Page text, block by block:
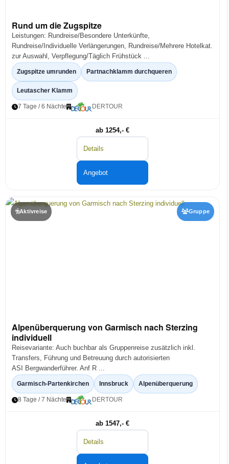
Rund um die Zugspitze
Leistungen: Rundreise/Besondere Unterkünfte,
Rundreise/Individuelle Verlängerungen, Rundreise/Mehrere Hotelkat.
zur Auswahl, Verpflegung/Täglich Frühstück ...
Zugspitze umrunden Partnachklamm durchqueren
Leutascher Klamm
7 Tage / 6 Nächte DERTOUR
ab 1254,- €
Details
Angebot
Aktivreise Gruppe
Alpenüberquerung von Garmisch nach Sterzing
individuell
Reisevariante: Auch buchbar als Gruppenreise zusätzlich inkl.
Transfers, Führung und Betreuung durch autorisierten
ASI Bergwanderführer. Anf R ...
Garmisch-Partenkirchen Innsbruck Alpenüberquerung
8 Tage / 7 Nächte DERTOUR
ab 1547,- €
Details